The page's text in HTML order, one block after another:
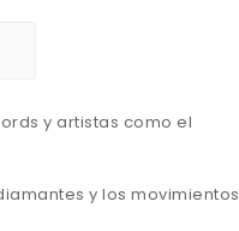
y artistas como el
y los movimientos